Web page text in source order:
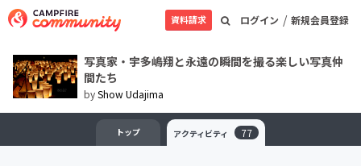
ログイン / 新規会員登録
資料請求
写真家・宇多嶋翔と永遠の瞬間を撮る楽しい写真仲
間たち
byShow Udajima
トップ アクティビティ 77